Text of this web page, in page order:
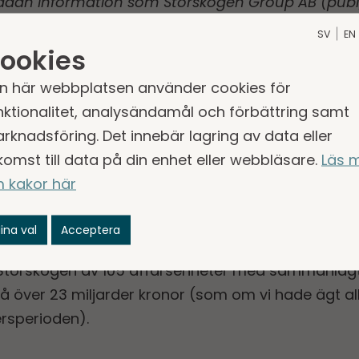
om värdepappersmarknaden. Informationen
kontaktperson den 6 april 2022 kl. 19.00.
2021
utvecklar välskötta och lönsamma små- och
och Tjänster inom Norden, DACH och
av 105 affärsenheter med
över 23 miljarder kronor (som om vi hade ägt
SV EN
här webbplatsen använder cookies för
analysändamål och förbättring samt
Det innebär lagring av data eller
till data på din enhet eller webbläsare. Läs
kakor här
val Acceptera